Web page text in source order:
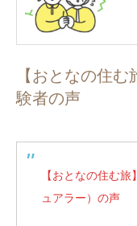
【おとなの住
験者の声
【おとなの住む
ュアラー）の声